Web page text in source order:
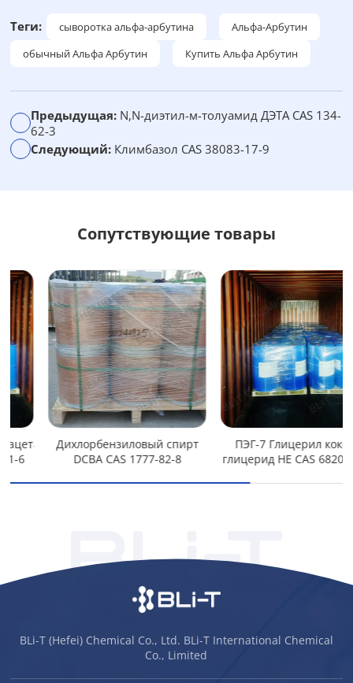
т
р
т
и
в
Теги: сыворотка альфа-арбутина
Альфа-Арбутин
обычный Альфа Арбутин
Купить Альфа Арбутин
Предыдущая: N,N-диэтил-м-толуамид ДЭТА CAS 134-
62-3
Следующий: Климбазол CAS 38083-17-9
Сопутствующие товары
Дихлорбензиловый спирт
DCBA CAS 1777-82-8
ПЭГ-7 Глицерил кокоат/
глицерид HE CAS 68201-46-7
BLi-T (Hefei) Chemical Co., Ltd. BLi-T International Chemical
Co., Limited